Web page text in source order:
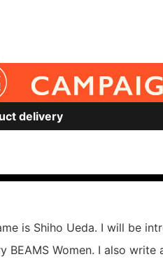
delivery
is Shiho Ueda. I will be
BEAMS Women. I also